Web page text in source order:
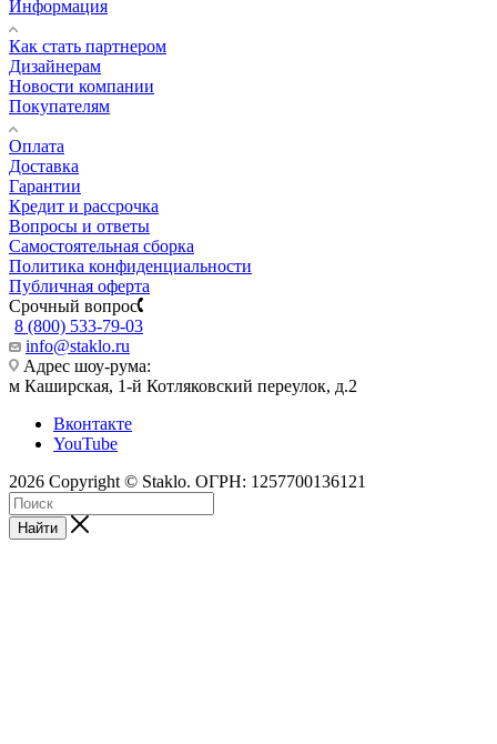
Информация
Как стать партнером
Дизайнерам
Новости компании
Покупателям
Оплата
Доставка
Гарантии
Кредит и рассрочка
Вопросы и ответы
Самостоятельная сборка
Политика конфиденциальности
Публичная оферта
Срочный вопрос
8 (800) 533-79-03
info@staklo.ru
Адрес шоу-рума:
м Каширская, 1-й Котляковский переулок, д.2
Вконтакте
YouTube
2026 Copyright © Staklo. ОГРН: 1257700136121
Найти